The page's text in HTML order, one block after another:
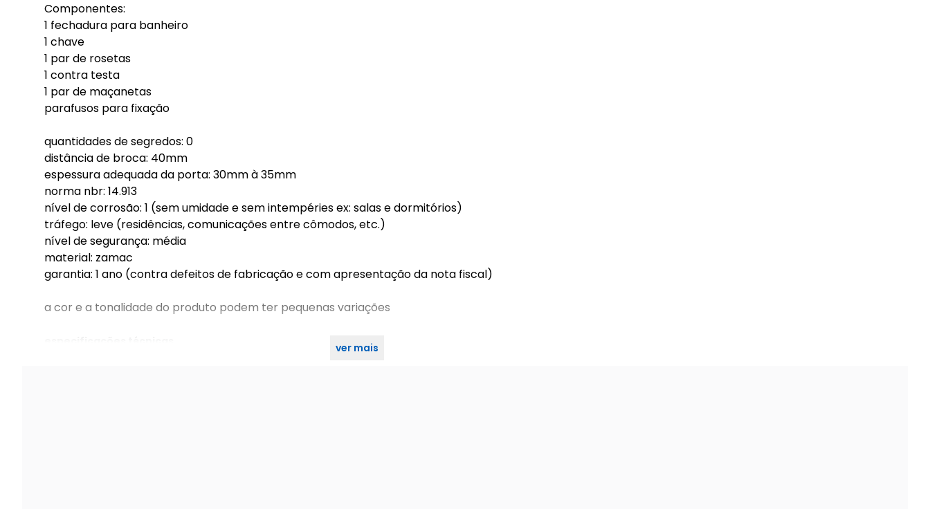
Componentes:
1 fechadura para banheiro
1 chave
1 par de rosetas
1 contra testa
1 par de maçanetas
parafusos para fixação
quantidades de segredos: 0
distância de broca: 40mm
espessura adequada da porta: 30mm à 35mm
norma nbr: 14.913
nível de corrosão: 1 (sem umidade e sem intempéries ex: salas e dormitórios)
tráfego: leve (residências, comunicações entre cômodos, etc.)
nível de segurança: média
material: zamac
garantia: 1 ano (contra defeitos de fabricação e com apresentação da nota fiscal)
a cor e a tonalidade do produto podem ter pequenas variações
ver mais